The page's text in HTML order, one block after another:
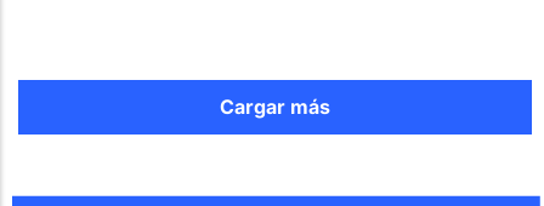
Cargar más